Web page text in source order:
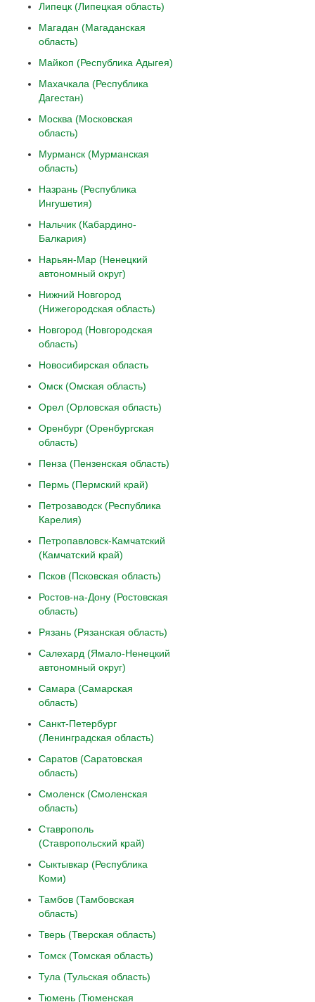
Липецк (Липецкая область)
Магадан (Магаданская
область)
Майкоп (Республика Адыгея)
Махачкала (Республика
Дагестан)
Москва (Московская
область)
Мурманск (Мурманская
область)
Назрань (Республика
Ингушетия)
Нальчик (Кабардино-
Балкария)
Нарьян-Мар (Ненецкий
автономный округ)
Нижний Новгород
(Нижегородская область)
Новгород (Новгородская
область)
Новосибирская область
Омск (Омская область)
Орел (Орловская область)
Оренбург (Оренбургская
область)
Пенза (Пензенская область)
Пермь (Пермский край)
Петрозаводск (Республика
Карелия)
Петропавловск-Камчатский
(Камчатский край)
Псков (Псковская область)
Ростов-на-Дону (Ростовская
область)
Рязань (Рязанская область)
Салехард (Ямало-Ненецкий
автономный округ)
Самара (Самарская
область)
Санкт-Петербург
(Ленинградская область)
Саратов (Саратовская
область)
Смоленск (Смоленская
область)
Ставрополь
(Ставропольский край)
Сыктывкар (Республика
Коми)
Тамбов (Тамбовская
область)
Тверь (Тверская область)
Томск (Томская область)
Тула (Тульская область)
Тюмень (Тюменская